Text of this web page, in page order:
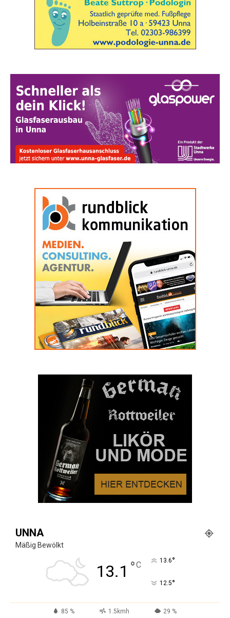
UNNA
Mäßig Bewölkt
13.1 °C 13.6°
12.5°
85 % 1.5kmh 29 %